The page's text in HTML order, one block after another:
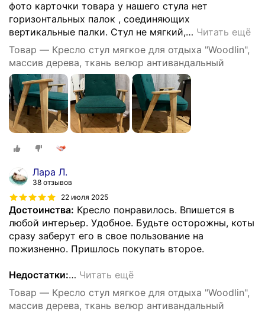
фото карточки товара у нашего стула нет
горизонтальных палок , соединяющих
вертикальные палки. Стул не мягкий,… Читать ещё
Товар — Кресло стул мягкое для отдыха "Woodlin",
массив дерева, ткань велюр антивандальный
Лара Л.
38 отзывов
22 июля 2025
Достоинства: Кресло понравилось. Впишется в
любой интерьер. Удобное. Будьте осторожны, коты
сразу заберут его в свое пользование на
пожизненно. Пришлось покупать второе.
Недостатки:… Читать ещё
Товар — Кресло стул мягкое для отдыха "Woodlin",
массив дерева, ткань велюр антивандальный